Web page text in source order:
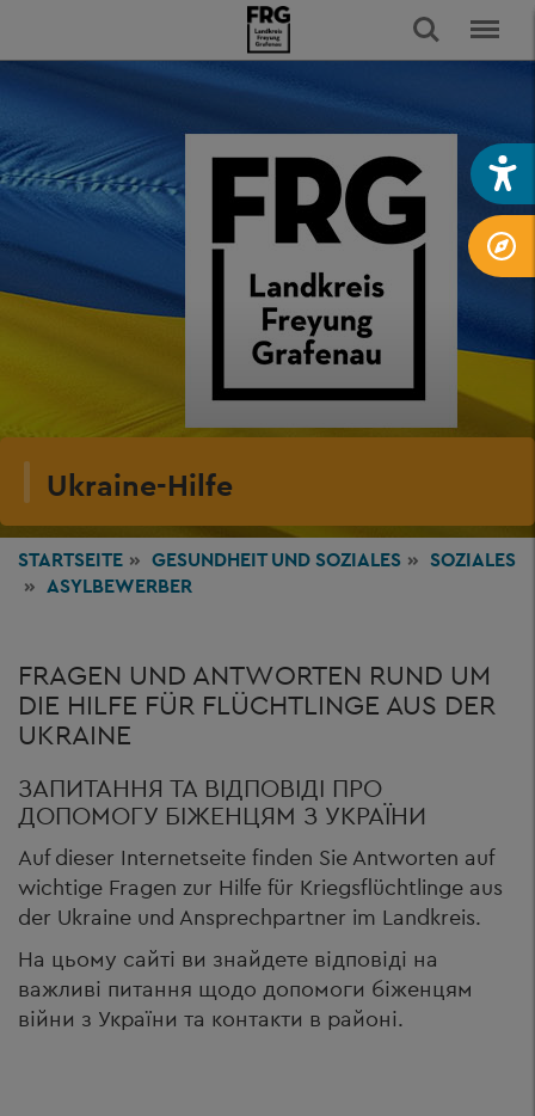
Ukraine-Hilfe
STARTSEITE GESUNDHEITUND SOZIALES
SOZIALES
ASYLBEWERBER
FRAGEN UND ANTWORTEN RUND UM
DIE HILFE FÜR FLÜCHTLINGE AUS DER
UKRAINE
ЗАПИТАННЯ ТА ВІДПОВІДІ ПРО
ДОПОМОГУ БІЖЕНЦЯМ З УКРАЇНИ
Auf dieser Internetseite finden Sie Antworten auf
wichtige Fragen zur Hilfe für Kriegsflüchtlinge aus
der Ukraine und Ansprechpartner im Landkreis.
На цьому сайті ви знайдете відповіді на
важливі питання щодо допомоги біженцям
війни з України та контакти в районі.